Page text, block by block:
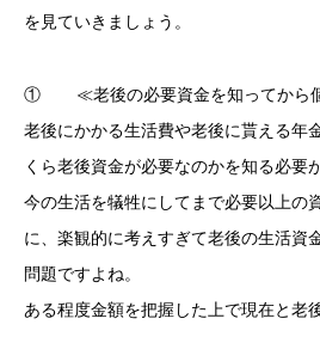
を見ていきましょう。
① ≪老後の必要資金を知ってから
老後にかかる生活費や老後に貰える年
くら老後資金が必要なのかを知る必要
今の生活を犠牲にしてまで必要以上の
に、楽観的に考えすぎて老後の生活資
問題ですよね。
ある程度金額を把握した上で現在と老